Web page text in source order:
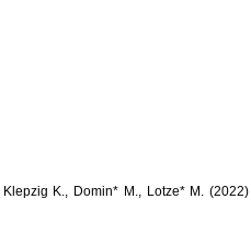
K., Domin* M., Lotze* M.